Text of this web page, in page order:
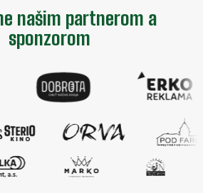
našim partnerom a
sponzorom